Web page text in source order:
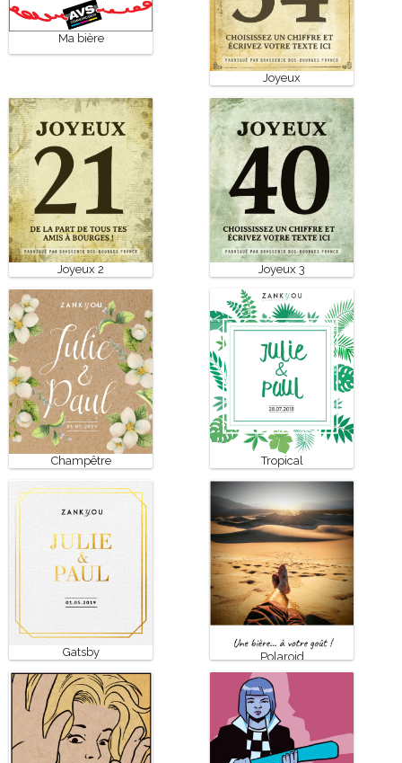
Ma bière
Joyeux
Joyeux 2 Joyeux 3
Champêtre Tropical
Gatsby Polaroid